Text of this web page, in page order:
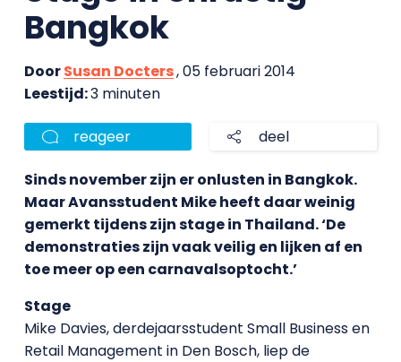
Bangkok
DoorSusan Docters, 05 februari 2014
Leestijd:3 minuten
reageer deel
Sinds november zijn er onlusten in Bangkok.
Maar Avansstudent Mike heeft daar weinig
gemerkt tijdens zijn stage in Thailand. ‘De
demonstraties zijn vaak veilig en lijken af en
toe meer op een carnavalsoptocht.’
Stage
Mike Davies, derdejaarsstudent Small Business en
Retail Management in Den Bosch, liep de